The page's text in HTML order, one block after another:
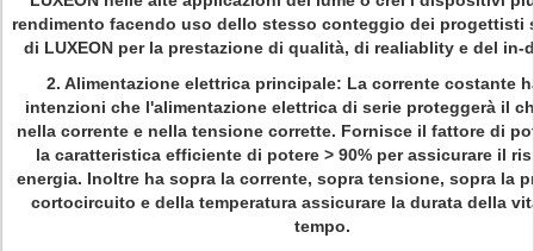
rendimento facendo uso dello stesso conteggio dei progettisti
di LUXEON per la prestazione di qualità, di realiablity e del in-
2. Alimentazione elettrica principale: La corrente costante
intenzioni che l'alimentazione elettrica di serie proteggerà il
nella corrente e nella tensione corrette. Fornisce il fattore di
la caratteristica efficiente di potere > 90% per assicurare il
energia. Inoltre ha sopra la corrente, sopra tensione, sopra la
cortocircuito e della temperatura assicurare la durata della
tempo.